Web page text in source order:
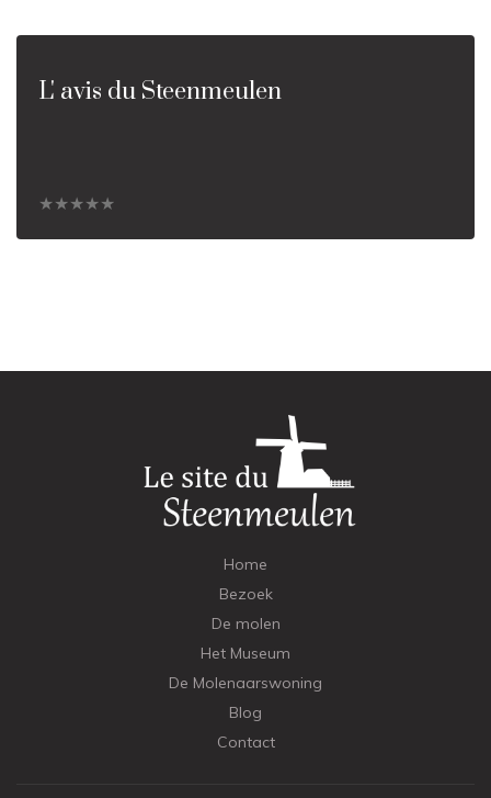
L' avis du Steenmeulen
★★★★★
Home
Bezoek
De molen
Het Museum
De Molenaarswoning
Blog
Contact